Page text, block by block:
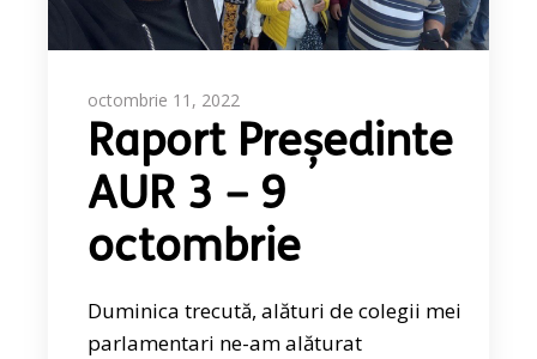
octombrie 11, 2022
Raport Președinte
AUR 3 – 9
octombrie
Duminica trecută, alături de colegii mei
parlamentari ne-am alăturat